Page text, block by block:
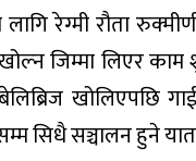
रेग्मी रौता
खोल्न जिम्मा लिएर
खोलिएपछि
सिधै सञ्चालन हुने